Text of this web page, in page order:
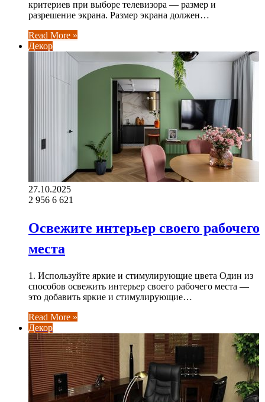
критериев при выборе телевизора — размер и
разрешение экрана. Размер экрана должен…
Read More »
Декор
27.10.2025
2 956 6 621
Освежите интерьер своего рабочего
места
1. Используйте яркие и стимулирующие цвета Один из
способов освежить интерьер своего рабочего места —
это добавить яркие и стимулирующие…
Read More »
Декор